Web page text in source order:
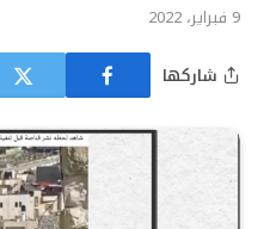
9 فبراير، 2022
شاركها